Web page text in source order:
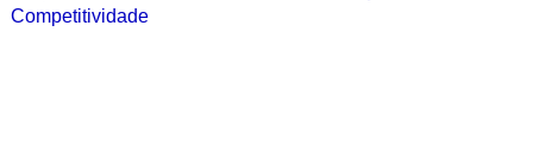
Competitividade